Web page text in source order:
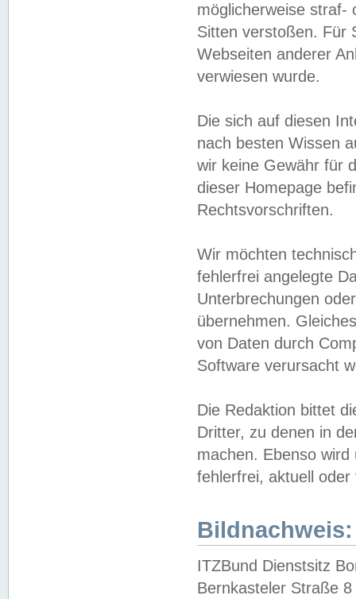
möglicherweise straf-
Sitten verstoßen. Für
Webseiten anderer
verwiesen wurde.
Die sich auf diesen
nach besten Wissen
wir keine Gewähr für
dieser Homepage
Rechtsvorschriften.
Wir möchten
fehlerfrei angelegte
Unterbrechungen
übernehmen.
von Daten durch
Software verursacht
Die Redaktion bittet
Dritter, zu denen in
machen. Ebenso
fehlerfrei, aktuell oder
Bildnachweis:
ITZBund Dienstsitz
Bernkasteler Straße 8